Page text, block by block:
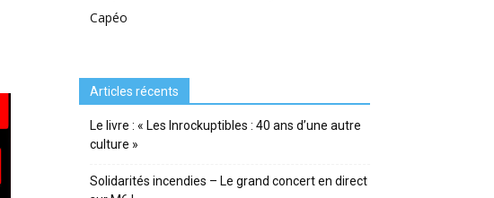
Capéo
Articles récents
Le livre : « Les Inrockuptibles : 40 ans d’une autre
culture »
Solidarités incendies – Le grand concert en direct